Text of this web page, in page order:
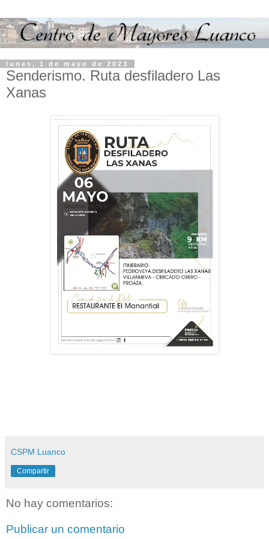
lunes, 1 de mayo de 2023
Senderismo. Ruta desfiladero Las
Xanas
CSPM Luanco
Compartir
No hay comentarios:
Publicar un comentario